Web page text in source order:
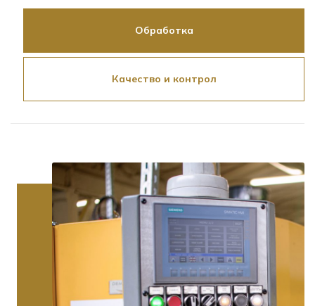
Обработка
Качество и контрол